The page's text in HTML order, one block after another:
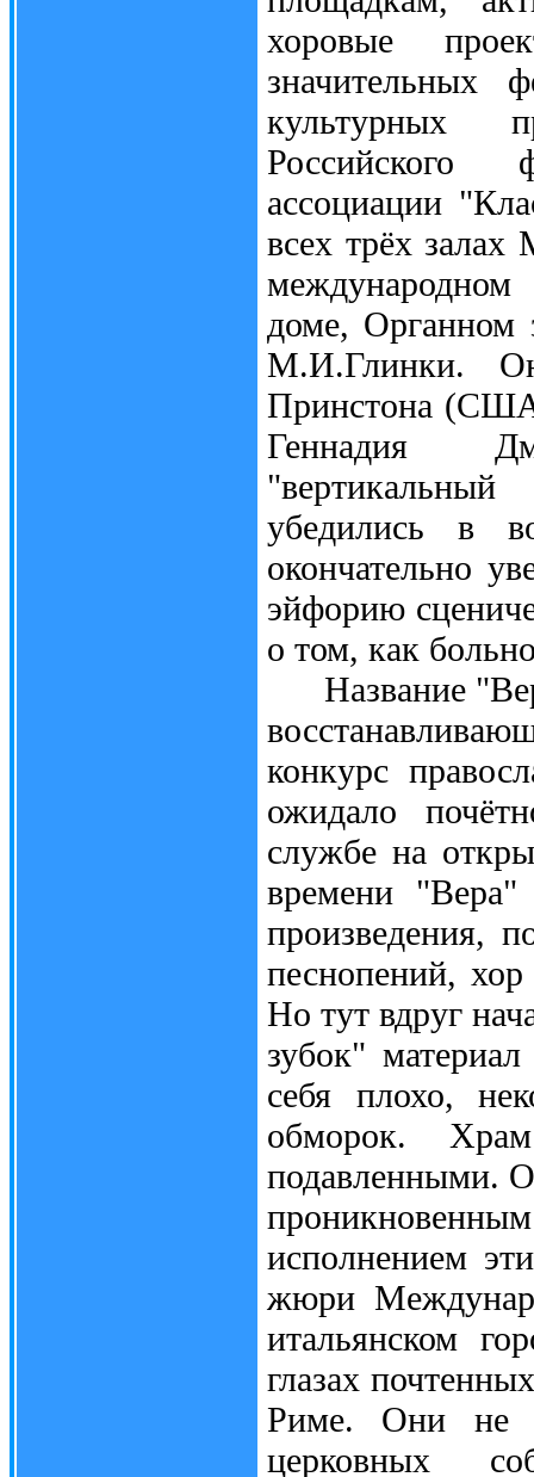
хоровые
значительных
культурных
Российского
ассоциации
всех трёх залах
доме, Органном
М.И.Глинки.
Принстона
Геннадия
убедились в
окончательно
эйфорию
о том, как
Название
конкурс
ожидало
службе на
времени "Вера"
произведения,
песнопений,
Но тут вдруг
зубок"
себя плохо,
обморок.
подавленными.
исполнением
жюри
итальянском
глазах
Риме. Они не
церковных